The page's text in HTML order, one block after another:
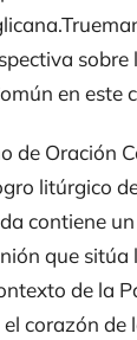
sobre
en este
de Oración
litúrgico
contiene
que sitúa
de la
corazón de